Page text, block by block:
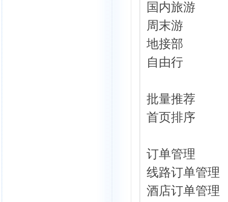
国内旅游
周末游
地接部
自由行
批量推荐
首页排序
订单管理
线路订单管理
酒店订单管理